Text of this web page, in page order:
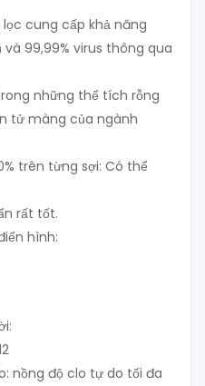
lọc cung cấp khả năng
99,99% virus thông qua
những thể tích rỗng
tử màng của ngành
trên từng sợi: Có thể
rất tốt.
hình:
nồng độ clo tự do tối đa